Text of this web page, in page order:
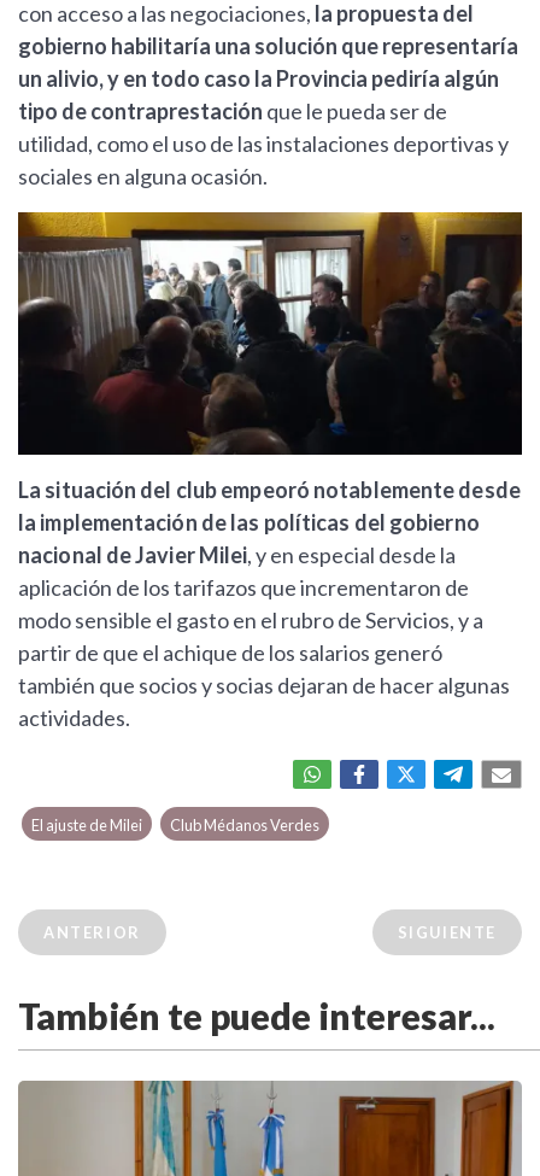
con acceso a las negociaciones, la propuesta del
gobierno habilitaría una solución que representaría
un alivio, y en todo caso la Provincia pediría algún
tipo de contraprestación que le pueda ser de
utilidad, como el uso de las instalaciones deportivas y
sociales en alguna ocasión.
La situación del club empeoró notablemente desde
la implementación de las políticas del gobierno
nacional de Javier Milei, y en especial desde la
aplicación de los tarifazos que incrementaron de
modo sensible el gasto en el rubro de Servicios, y a
partir de que el achique de los salarios generó
también que socios y socias dejaran de hacer algunas
actividades.
El ajuste de Milei Club Médanos Verdes
ANTERIOR SIGUIENTE
También te puede interesar...